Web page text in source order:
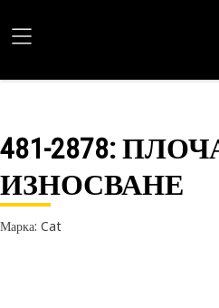
481-2878:
ИЗНОСВАНЕ
Марка: Cat